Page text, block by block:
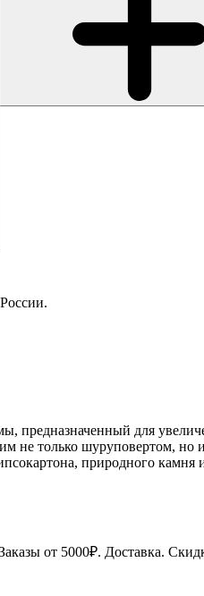
предназначенный для
не только
природного камня
от 5000₽. Доставка.